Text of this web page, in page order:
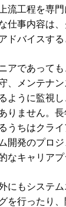
流工程を専
仕事内容は
ドバイスする
アであって
、メンテナ
ように監視
りません。
うちはクラ
開発のプロ
なキャリアプ
にもシステ
を行ったり